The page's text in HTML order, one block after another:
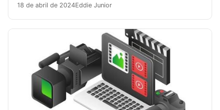
18 de abril de 2024Eddie Junior